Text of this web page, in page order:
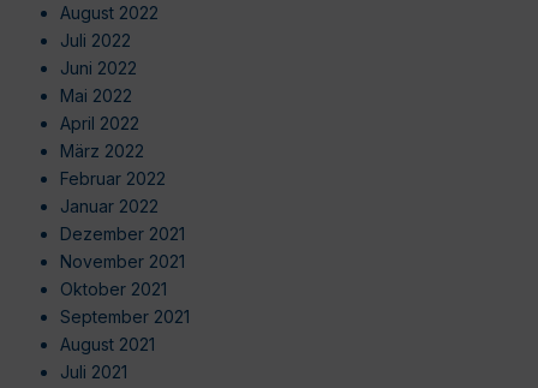
August 2022
Juli 2022
Juni 2022
Mai 2022
April 2022
März 2022
Februar 2022
Januar 2022
Dezember 2021
November 2021
Oktober 2021
September 2021
August 2021
Juli 2021